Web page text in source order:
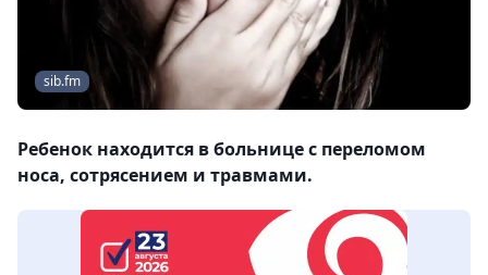
sib.fm
Ребенок находится в больнице с переломом
носа, сотрясением и травмами.